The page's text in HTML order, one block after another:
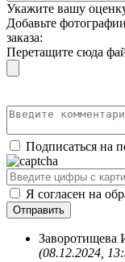
Укажите вашу
Добавьте
заказа:
Перетащите сюда
Подписаться на
Я согласен на
Заворотищева
(08.12.2024,